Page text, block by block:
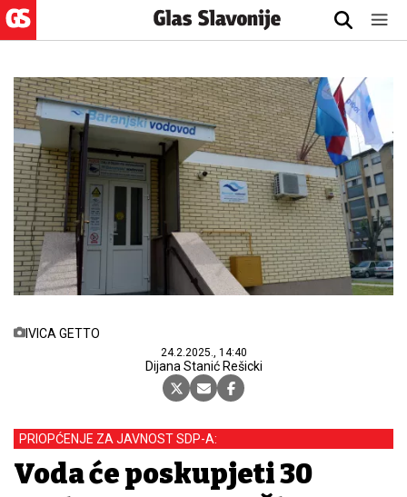
IVICA GETTO
24.2.2025., 14:40
Dijana Stanić Rešicki
PRIOPĆENJE ZA JAVNOST SDP-A:
Voda će poskupjeti 30